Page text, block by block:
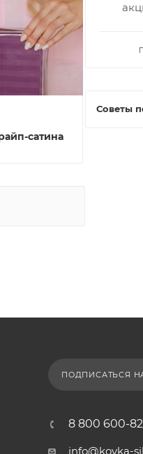
сатина
Советы
ПОДПИСАТЬСЯ
8 800 600-
info@koyka-